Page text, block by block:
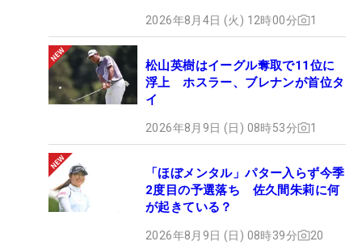
2026年8月4日 (火) 12時00分 1
松山英樹はイーグル奪取で11位に
浮上 ホスラー、ブレナンが首位タ
イ
2026年8月9日 (日) 08時53分 1
「ほぼメンタル」パター入らず今季
2度目の予選落ち 佐久間朱莉に何
が起きている？
2026年8月9日 (日) 08時39分 20